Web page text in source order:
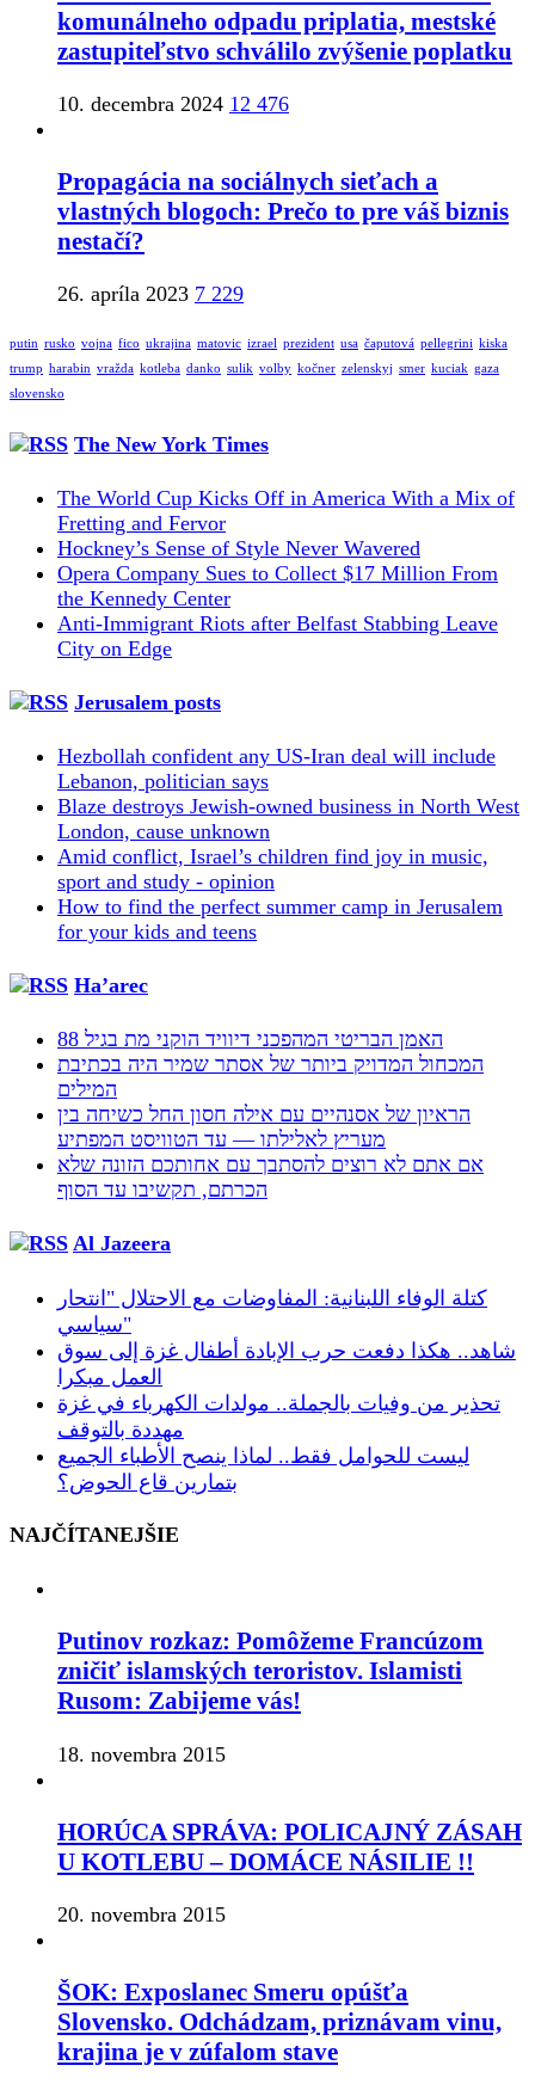
komunálneho odpadu priplatia, mestské
zastupiteľstvo schválilo zvýšenie poplatku
10. decembra 2024 12 476
Propagácia na sociálnych sieťach a
vlastných blogoch: Prečo to pre váš biznis
nestačí?
26. apríla 2023 7 229
putin rusko vojna fico ukrajina matovic izrael prezident usa čaputová pellegrini kiska
trump harabin vražda kotleba danko sulik volby kočner zelenskyj smer kuciak gaza
slovensko
The New York Times
The World Cup Kicks Off in America With a Mix of
Fretting and Fervor
Hockney’s Sense of Style Never Wavered
Opera Company Sues to Collect $17 Million From
the Kennedy Center
Anti-Immigrant Riots after Belfast Stabbing Leave
City on Edge
Jerusalem posts
Hezbollah confident any US-Iran deal will include
Lebanon, politician says
Blaze destroys Jewish-owned business in North West
London, cause unknown
Amid conflict, Israel’s children find joy in music,
sport and study - opinion
How to find the perfect summer camp in Jerusalem
for your kids and teens
Ha’arec
האמן הבריטי המהפכני דיוויד הוקני מת בגיל 88
המכחול המדויק ביותר של אסתר שמיר היה בכתיבת
המילים
הראיון של אסנהיים עם אילה חסון החל כשיחה בין
מעריץ לאלילתו — עד הטוויסט המפתיע
אם אתם לא רוצים להסתבך עם אחותכם הזונה שלא
הכרתם, תקשיבו עד הסוף
Al Jazeera
كتلة الوفاء اللبنانية: المفاوضات مع الاحتلال "انتحار
سياسي"
شاهد.. هكذا دفعت حرب الإبادة أطفال غزة إلى سوق
العمل مبكرا
تحذير من وفيات بالجملة.. مولدات الكهرباء في غزة
مهددة بالتوقف
ليست للحوامل فقط.. لماذا ينصح الأطباء الجميع
بتمارين قاع الحوض؟
NAJČÍTANEJŠIE
Putinov rozkaz: Pomôžeme Francúzom
zničiť islamských teroristov. Islamisti
Rusom: Zabijeme vás!
18. novembra 2015
HORÚCA SPRÁVA: POLICAJNÝ ZÁSAH
U KOTLEBU – DOMÁCE NÁSILIE !!
20. novembra 2015
ŠOK: Exposlanec Smeru opúšťa
Slovensko. Odchádzam, priznávam vinu,
krajina je v zúfalom stave